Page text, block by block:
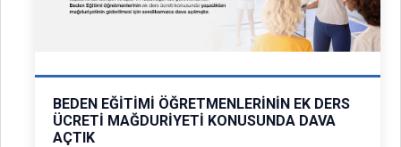
BEDEN EĞİTİMİ ÖĞRETMENLERİNİN EK DERS
ÜCRETİ MAĞDURİYETİ KONUSUNDA DAVA
AÇTIK